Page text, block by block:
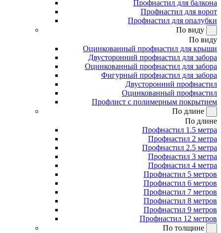
Профнастил для балкона
Профнастил для ворот
Профнастил для опалубки
По виду
По виду
Оцинкованный профнастил для крыши
Двусторонний профнастил для забора
Оцинкованный профнастил для забора
Фигурный профнастил для забора
Двусторонний профнастил
Оцинкованный профнастил
Профлист с полимерным покрытием
По длине
По длине
Профнастил 1.5 метра
Профнастил 2 метра
Профнастил 2.5 метра
Профнастил 3 метра
Профнастил 4 метра
Профнастил 5 метров
Профнастил 6 метров
Профнастил 7 метров
Профнастил 8 метров
Профнастил 9 метров
Профнастил 12 метров
По толщине